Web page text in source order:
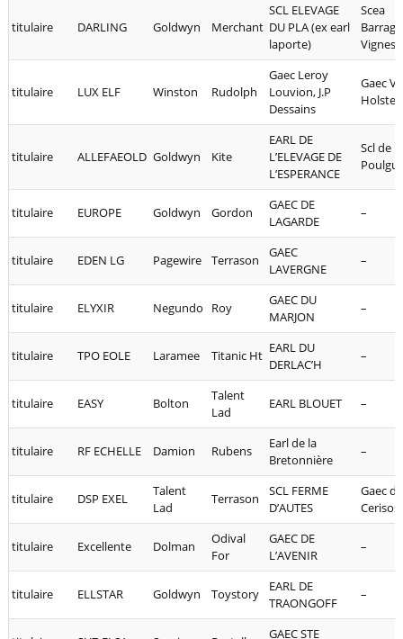
titulaire DARLING Goldwyn Merchant
SCL ELEVAGE
DU PLA (ex earl
laporte)
Scea
Vignes
titulaire LUX ELF Winston Rudolph
Gaec Leroy
Louvion, J.P
Dessains
Gaec V
titulaire ALLEFAEOLD Goldwyn Kite
EARL DE
L’ELEVAGE DE
L’ESPERANCE
Scl de
titulaire EUROPE Goldwyn Gordon
GAEC DE
LAGARDE
–
titulaire EDEN LG Pagewire Terrason
GAEC
LAVERGNE
–
titulaire ELYXIR Negundo Roy
GAEC DU
MARJON
–
titulaire TPO EOLE Laramee Titanic Ht EARL DU
DERLAC’H
–
titulaire EASY Bolton
Talent
Lad
EARL BLOUET –
titulaire RF ECHELLE Damion Rubens
Earl de la
Bretonnière
–
titulaire DSP EXEL
Talent
Lad
Terrason
SCL FERME
D’AUTES
Gaec de
Cerisos
titulaire Excellente Dolman
Odival
For
GAEC DE
L’AVENIR
–
titulaire ELLSTAR Goldwyn Toystory
EARL DE
TRAONGOFF
–
GAEC STE